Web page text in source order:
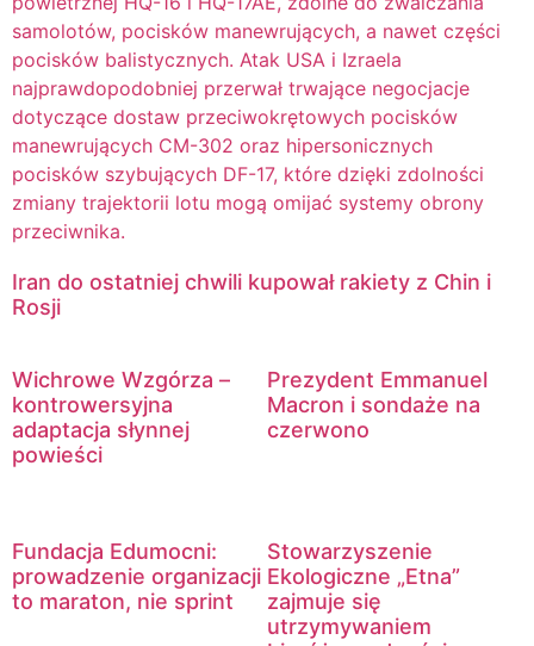
Iran do ostatniej chwili kupował rakiety z Chin i
Rosji
Wichrowe Wzgórza –
kontrowersyjna
adaptacja słynnej
powieści
Prezydent Emmanuel
Macron i sondaże na
czerwono
Fundacja Edumocni:
prowadzenie organizacji
to maraton, nie sprint
Stowarzyszenie
Ekologiczne „Etna”
zajmuje się
utrzymywaniem